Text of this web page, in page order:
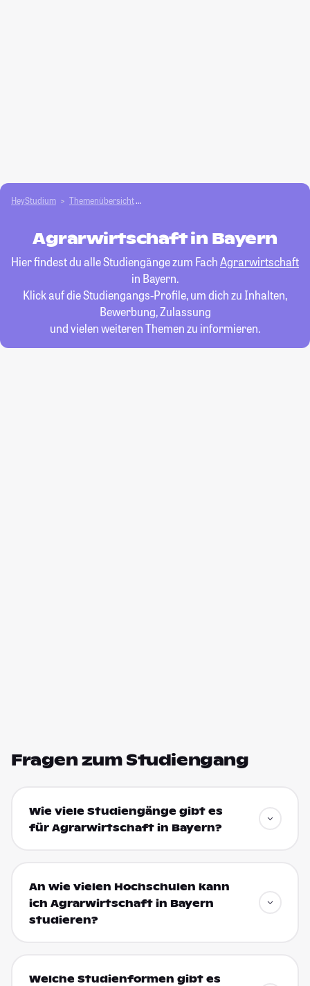
HeyStudium Themenübersicht
Agrarwirtschaft in Bayern
Hier findest du alle Studiengänge zum FachAgrarwirtschaft
in Bayern.
Klick auf die Studiengangs-Profile, um dich zu Inhalten,
Bewerbung, Zulassung
und vielen weiteren Themen zu informieren.
Fragen zum Studiengang
Wie viele Studiengänge gibt es
für Agrarwirtschaft in Bayern?
An wie vielen Hochschulen kann
ich Agrarwirtschaft in Bayern
studieren?
Welche Studienformen gibt es